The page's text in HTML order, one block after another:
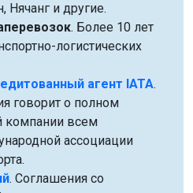
и другие.
. Более 10 лет
логистических
агент IATA.
говорит о полном
компании всем
ассоциации
. Соглашения со